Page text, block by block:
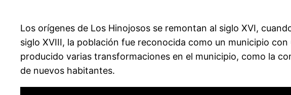
Los orígenes de Los Hinojosos se remontan al siglo XVI,
siglo XVIII, la población fue reconocida como un municipio
producido varias transformaciones en el municipio, como la
de nuevos habitantes.